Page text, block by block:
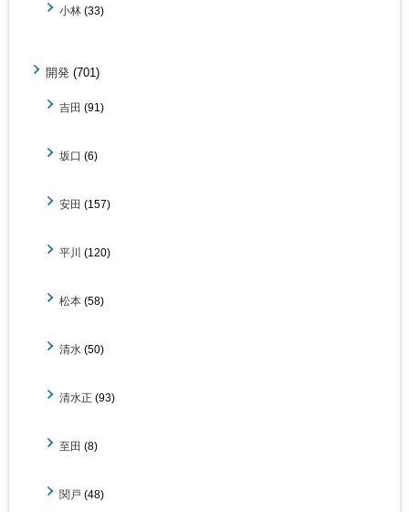
小林 (33)
開発 (701)
吉田 (91)
坂口 (6)
安田 (157)
平川 (120)
松本 (58)
清水 (50)
清水正 (93)
至田 (8)
関戸 (48)